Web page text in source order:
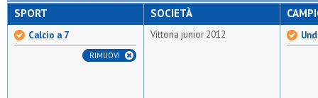
SPORT
Calcio a 7
RIMUOVI
SOCIETÀ
Vittoria junior 2012